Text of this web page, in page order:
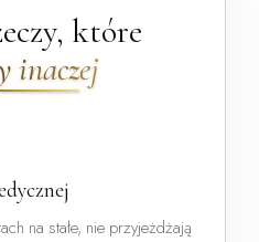
które
inaczej
na stałe, nie przyjeżdżają